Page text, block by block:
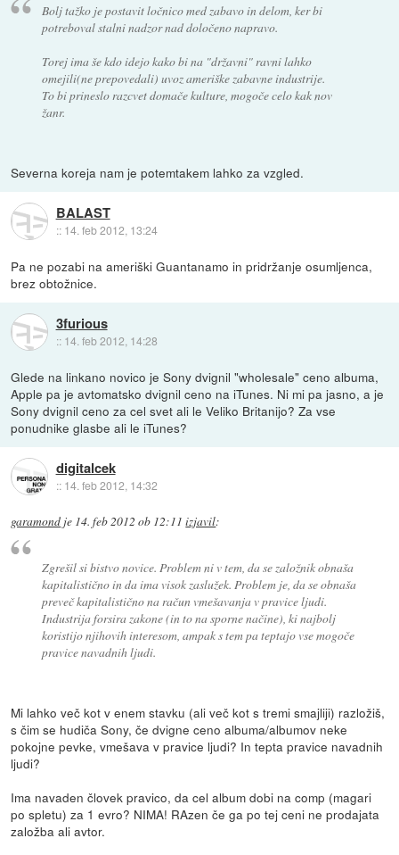
Bolj tažko je postavit ločnico med zabavo in delom, ker bi
potreboval stalni nadzor nad določeno napravo.
Torej ima še kdo idejo kako bi na "državni" ravni lahko
omejili(ne prepovedali) uvoz ameriške zabavne industrije.
To bi prineslo razcvet domače kulture, mogoče celo kak nov
žanr.
Severna koreja nam je potemtakem lahko za vzgled.
BALAST
:: 14. feb 2012, 13:24
Pa ne pozabi na ameriški Guantanamo in pridržanje osumljenca,
brez obtožnice.
3furious
:: 14. feb 2012, 14:28
Glede na linkano novico je Sony dvignil "wholesale" ceno albuma,
Apple pa je avtomatsko dvignil ceno na iTunes. Ni mi pa jasno, a je
Sony dvignil ceno za cel svet ali le Veliko Britanijo? Za vse
ponudnike glasbe ali le iTunes?
digitalcek
:: 14. feb 2012, 14:32
garamond je 14. feb 2012 ob 12:11 izjavil:
Zgrešil si bistvo novice. Problem ni v tem, da se založnik obnaša
kapitalistično in da ima visok zaslužek. Problem je, da se obnaša
preveč kapitalistično na račun vmešavanja v pravice ljudi.
Industrija forsira zakone (in to na sporne načine), ki najbolj
koristijo njihovih interesom, ampak s tem pa teptajo vse mogoče
pravice navadnih ljudi.
Mi lahko več kot v enem stavku (ali več kot s tremi smajliji) razložiš,
s čim se hudiča Sony, če dvigne ceno albuma/albumov neke
pokojne pevke, vmešava v pravice ljudi? In tepta pravice navadnih
ljudi?
Ima navaden človek pravico, da cel album dobi na comp (magari
po spletu) za 1 evro? NIMA! RAzen če ga po tej ceni ne prodajata
založba ali avtor.